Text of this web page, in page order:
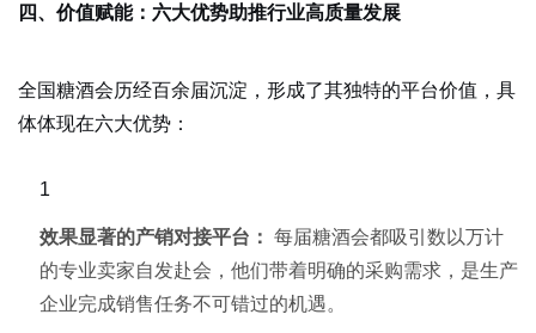
四、价值赋能：六大优势助推行业高质量发展
全国糖酒会历经百余届沉淀，形成了其独特的平台价值，具
体体现在六大优势：
效果显著的产销对接平台： 每届糖酒会都吸引数以万计
的专业卖家自发赴会，他们带着明确的采购需求，是生产
企业完成销售任务不可错过的机遇。